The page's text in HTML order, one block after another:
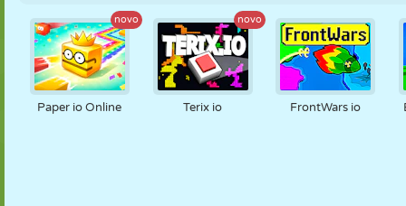
novo
Paper io Online
novo
Terix io FrontWars io